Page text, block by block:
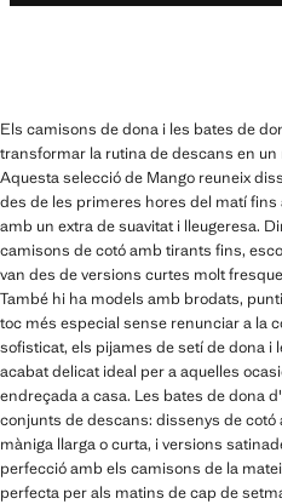
Els camisons de dona i les bates de
transformar la rutina de descans en
Aquesta selecció de Mango reuneix
des de les primeres hores del matí
amb un extra de suavitat i lleugeresa.
camisons de cotó amb tirants fins,
van des de versions curtes molt
També hi ha models amb brodats,
toc més especial sense renunciar a la
sofisticat, els pijames de setí de dona i
acabat delicat ideal per a aquelles
endreçada a casa. Les bates de dona
conjunts de descans: dissenys de
màniga llarga o curta, i versions
perfecció amb els camisons de la
perfecta per als matins de cap de